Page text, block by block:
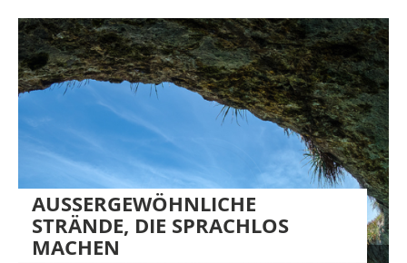
AUSSERGEWÖHNLICHE S
TRÄNDE, DIE SPRACHLOS M
ACHEN